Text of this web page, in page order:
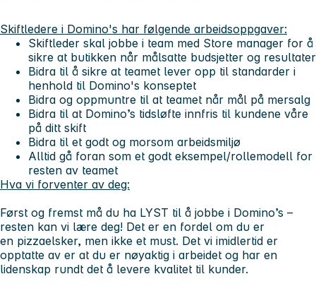
Skiftledere i Domino's har følgende arbeidsoppgaver:
Skiftleder skal jobbe i team med Store manager for å
sikre at butikken når målsatte budsjetter og resultater
Bidra til å sikre at teamet lever opp til standarder i
henhold til Domino's konseptet
Bidra og oppmuntre til at teamet når mål på mersalg
Bidra til at Domino’s tidsløfte innfris til kundene våre
på ditt skift
Bidra til et godt og morsom arbeidsmiljø
Alltid gå foran som et godt eksempel/rollemodell for
resten av teamet
Hva vi forventer av deg:
Først og fremst må du ha LYST til å jobbe i Domino’s –
resten kan vi lære deg! Det er en fordel om du er
en pizzaelsker, men ikke et must. Det vi imidlertid er
opptatte av er at du er nøyaktig i arbeidet og har en
lidenskap rundt det å levere kvalitet til kunder.